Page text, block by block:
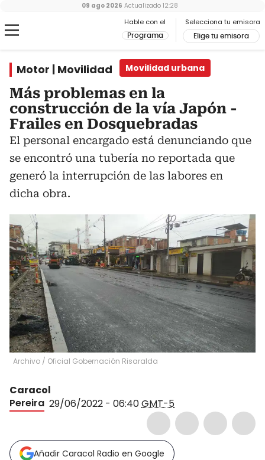
Hable con el
Programa
Selecciona tu emisora
Elige tu emisora
09 ago 2026 Actualizado 12:28
Motor | Movilidad Movilidad urbana
Más problemas en la
construcción de la vía Japón -
Frailes en Dosquebradas
El personal encargado está denunciando que
se encontró una tubería no reportada que
generó la interrupción de las labores en
dicha obra.
Archivo / Oficial Gobernación Risaralda
Caracol
Pereira 29/06/2022 - 06:40GMT-5
Añadir Caracol Radio en Google